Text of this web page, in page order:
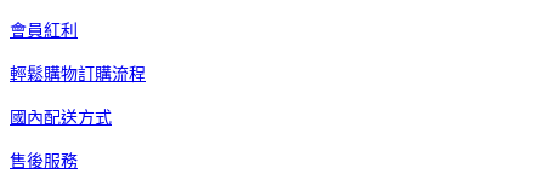
會員紅利
輕鬆購物訂購流程
國內配送方式
售後服務